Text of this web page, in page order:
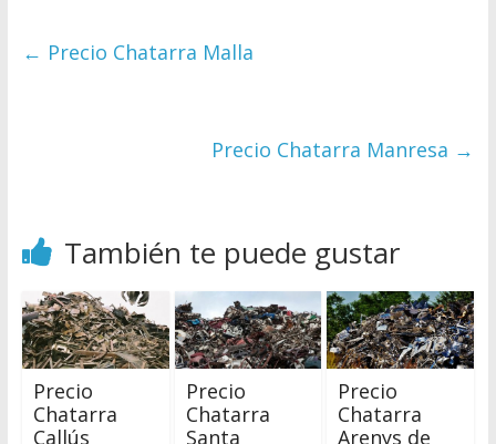
← Precio Chatarra Malla
Precio Chatarra Manresa →
También te puede gustar
Precio
Chatarra
Callús
Precio
Chatarra
Santa
Precio
Chatarra
Arenys de